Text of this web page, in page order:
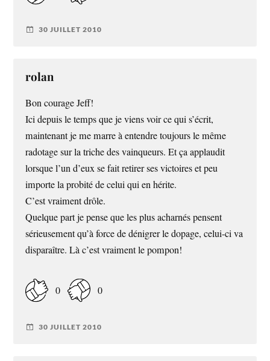
30 JUILLET 2010
rolan
Bon courage Jeff!
Ici depuis le temps que je viens voir ce qui s’écrit,
maintenant je me marre à entendre toujours le même
radotage sur la triche des vainqueurs. Et ça applaudit
lorsque l’un d’eux se fait retirer ses victoires et peu
importe la probité de celui qui en hérite.
C’est vraiment drôle.
Quelque part je pense que les plus acharnés pensent
sérieusement qu’à force de dénigrer le dopage, celui-ci va
disparaître. Là c’est vraiment le pompon!
0 0
30 JUILLET 2010